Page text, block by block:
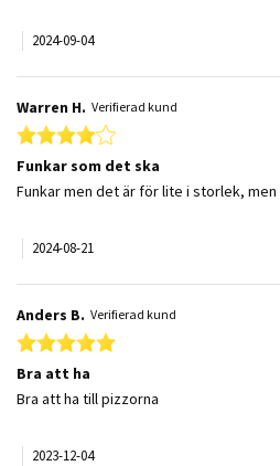
2024-09-04
Warren H. Verifierad kund
4.0 star rating
Funkar som det ska
Review by Warren H. on 21 Aug 2024
review stating Funkar som det ska
Funkar men det är för lite i storlek,
2024-08-21
Anders B. Verifierad kund
5.0 star rating
Bra att ha
Review by Anders B. on 4 Dec 2023
review stating Bra att ha
Bra att ha till pizzorna
2023-12-04